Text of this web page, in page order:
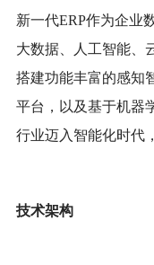
新一代ERP作为企业
大数据、人工智能、
搭建功能丰富的感知
平台，以及基于机器
行业迈入智能化时代
技术架构